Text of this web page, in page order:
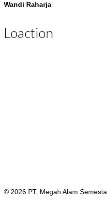
Wandi Raharja
Loaction
© 2026 PT. Megah Alam Semesta